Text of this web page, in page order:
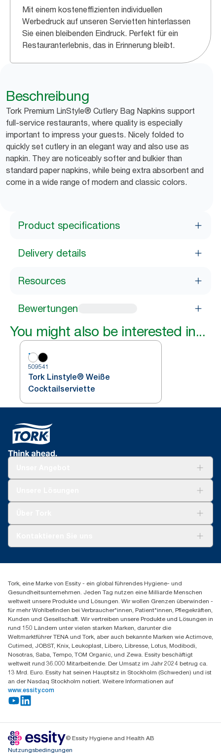
Mit einem kosteneffizienten individuellen
Werbedruck auf unseren Servietten hinterlassen
Sie einen bleibenden Eindruck. Perfekt für ein
Restauranterlebnis, das in Erinnerung bleibt.
Beschreibung
Tork Premium LinStyle® Cutlery Bag Napkins support
full-service restaurants, where quality is especially
important to impress your guests. Nicely folded to
quickly set cutlery in an elegant way and also use as
napkin. They are noticeably softer and bulkier than
standard paper napkins, while being extra absorbent and
come in a wide range of modern and classic colors.
Product specifications
Delivery details
Resources
Bewertungen
You might also be interested in...
509541
Tork Linstyle® Weiße
Cocktailserviette
Spenderreklamation
+41 (0)848/810152
Essity Switzerland AG
Parkstraße 1b
6214 Schenkon
Mo-Do 8:00-16:30 | Fr 8:00-15:00
GLN: 7609999000928
Tork, eine Marke von Essity - ein global führendes Hygiene- und
Gesundheitsunternehmen. Jeden Tag nutzen eine Milliarde Menschen
weltweit unsere Produkte und Lösungen. Wir wollen Grenzen überwinden -
für mehr Wohlbefinden bei Verbraucher*innen, Patient*innen, Pflegekräften,
Kunden und Gesellschaft. Wir vertreiben unsere Produkte und Lösungen in
rund 150 Ländern unter vielen starken Marken, darunter die
Weltmarktführer TENA und Tork, aber auch bekannte Marken wie Actimove,
Cutimed, JOBST, Knix, Leukoplast, Libero, Libresse, Lotus, Modibodi,
Nosotras, Saba, Tempo, TOM Organic, und Zewa. Essity beschäftigt
weltweit rund 36.000 Mitarbeitende. Der Umsatz im Jahr 2024 betrug ca.
13 Mrd. Euro. Essity hat seinen Hauptsitz in Stockholm (Schweden) und ist
an der Nasdaq Stockholm notiert. Weitere Informationen auf
www.essity.com
© Essity Hygiene and Health AB
Nutzungsbedingungen